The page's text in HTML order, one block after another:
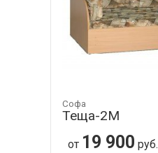
Софа
Теща-2М
от 19 900 руб.